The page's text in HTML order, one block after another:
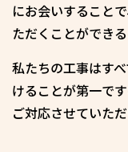
にお会いすること
ただくことができる
私たちの工事はす
けることが第一で
ご対応させていただ